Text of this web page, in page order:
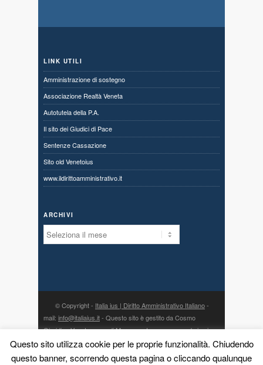
LINK UTILI
Amministrazione di sostegno
Associazione Realtà Veneta
Autotutela della P.A.
Il sito dei Giudici di Pace
Sentenze Cassazione
Sito old Venetoius
www.ildirittoamministrativo.it
ARCHIVI
Archivi
© Copyright - Italia ius | Diritto Amministrativo Italiano-
mail: info@italiaius.it- Questo sito è gestito da Cosmo
Giuridico Veneto s.a.s. di Marangon Ivonne, con sede in via
Centro 80, fraz. Priabona 36030 Monte di Malo (VI) - P. IVA
03775960242 - PEC:cosmogiuridicoveneto@legalmail.it- la
Questo sito utilizza cookie per le proprie funzionalità. Chiudendo
questo banner, scorrendo questa pagina o cliccando qualunque